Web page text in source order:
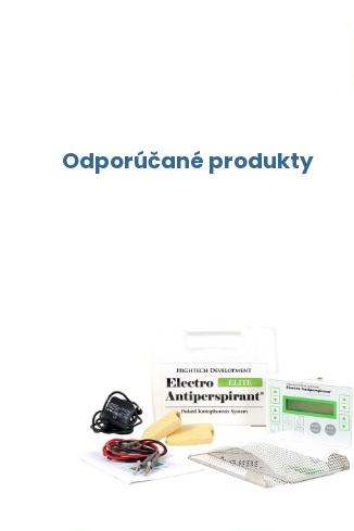
Odporúčané produkty